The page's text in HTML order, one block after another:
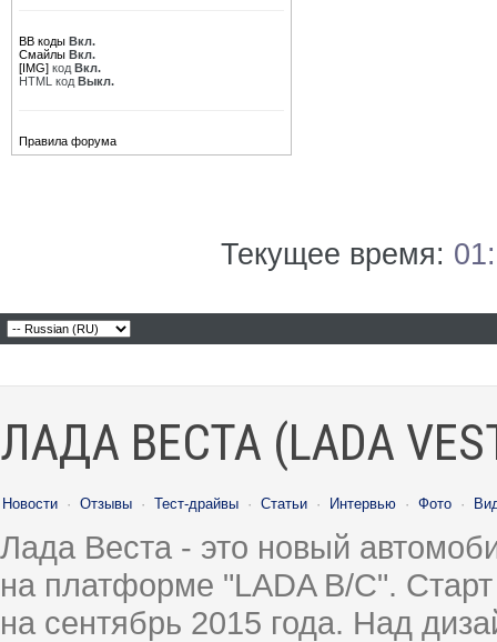
BB коды Вкл.
Смайлы Вкл.
[IMG] код Вкл.
HTML код Выкл.
Правила форума
Текущее время:
ЛАДА ВЕСТА (LADA
Новости · Отзывы · Тест-драйвы · Статьи · Интервью · Фото ·
Лада Веста - это новый
на платформе "LADA B/C".
на сентябрь 2015 года. Над